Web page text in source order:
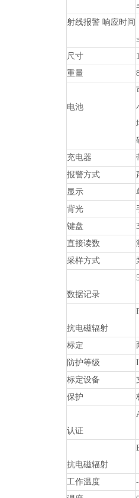
射线报警 响应时间
尺寸
重量
电池
充电器
报警方式
显示
背光
键盘
直接读数
采样方式
数据记录
抗电磁辐射
标定
防护等级
标定设备
保护
认证
抗电磁辐射
工作温度